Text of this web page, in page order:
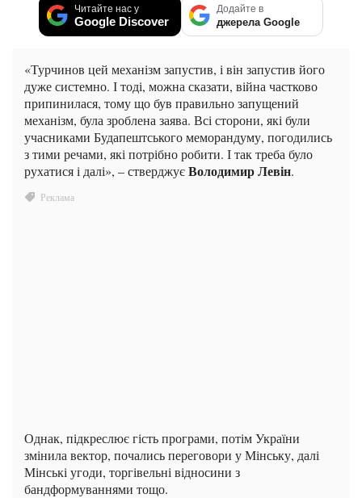
Читайте нас у
Google Discover
Додайте в
джерела Google
«Турчинов цей механізм запустив, і він запустив його
дуже системно. І тоді, можна сказати, війна частково
припинилася, тому що був правильно запущений
механізм, була зроблена заява. Всі сторони, які були
учасниками Будапештського меморандуму, погодились
з тими речами, які потрібно робити. І так треба було
рухатися і далі», – стверджуєВолодимир Левін.
Однак, підкреслює гість програми, потім України
змінила вектор, почались переговори у Мінську, далі
Мінські угоди, торгівельні відносини з
бандформуваннями тощо.